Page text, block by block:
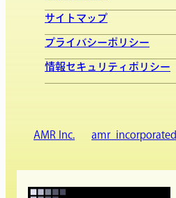
サイトマップ
プライバシーポリシー
情報セキュリティポリシー
AMR Inc. amr_incorporated